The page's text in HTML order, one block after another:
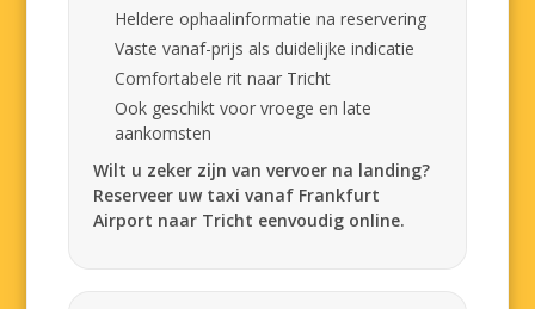
Heldere ophaalinformatie na reservering
Vaste vanaf-prijs als duidelijke indicatie
Comfortabele rit naar Tricht
Ook geschikt voor vroege en late
aankomsten
Wilt u zeker zijn van vervoer na landing?
Reserveer uw taxi vanaf Frankfurt
Airport naar Tricht eenvoudig online.